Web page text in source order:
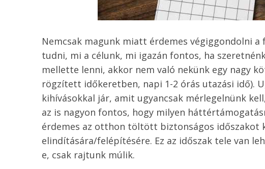
Nemcsak magunk miatt érdemes végiggondolni
tudni, mi a célunk, mi igazán fontos, ha
mellette lenni, akkor nem való nekünk egy nagy
rögzített időkeretben, napi 1-2 órás utazási idő).
kihívásokkal jár, amit ugyancsak mérlegelnünk
az is nagyon fontos, hogy milyen
érdemes az otthon töltött biztonságos időszakot
elindítására/felépítésére. Ez az időszak tele van
e, csak rajtunk múlik.